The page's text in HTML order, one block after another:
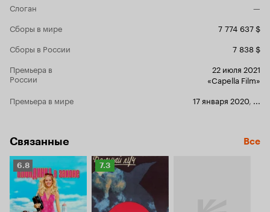
Слоган
—
Сборы в мире
7 774 637 $
Сборы в России
7 838 $
Премьера в
России
22 июля 2021
«Capella Film»
Премьера в мире
17 января 2020,
Связанные Все
Рейтинг
Кинопоиска
6.8
6.8
Рейтинг
Кинопоиска
7.3
7.3